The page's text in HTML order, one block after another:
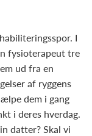
I
fysioterapeut tre
ud fra en
af ryggens
dem i gang
i deres hverdag.
datter? Skal vi